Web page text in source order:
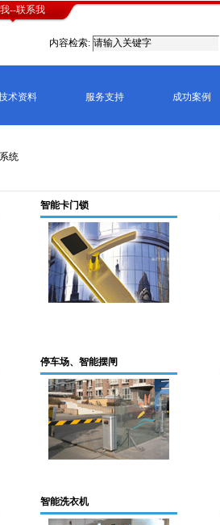
--联系我
内容检索:
术资料 服务支持 成功案例
统
智能卡门锁
停车场、智能摆闸
智能洗衣机